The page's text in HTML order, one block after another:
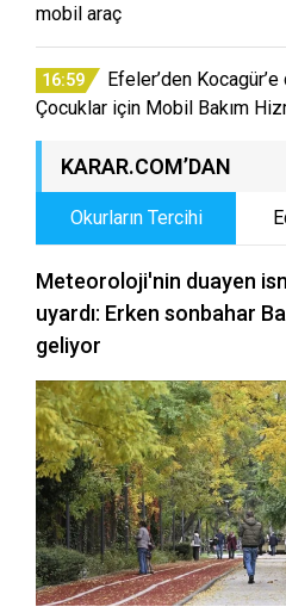
mobil araç
16:59
Efeler’den Kocagür’e
Çocuklar için Mobil Bakım
KARAR.COM’DAN
Okurların Tercihi
Meteoroloji'nin duayen
uyardı: Erken sonbahar
geliyor